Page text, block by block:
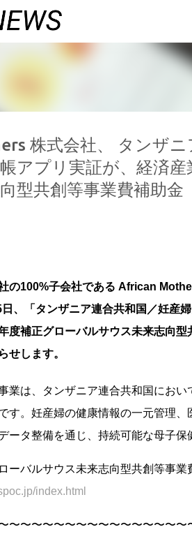
株式会社、 タンザニ
アプリ実証が、経済
型共創等事業費補助
の100%子会社である African
、「タンザニア連合共和国／妊産
度補正グローバルサウス未来志向
せします。
業は、タンザニア連合共和国にお
す。妊産婦の健康情報の一元管理
ータ整備を通じ、持続可能な母子保
ーバルサウス未来志向型共創等事
index.html
〜〜〜〜〜〜〜〜〜〜〜〜〜〜〜〜